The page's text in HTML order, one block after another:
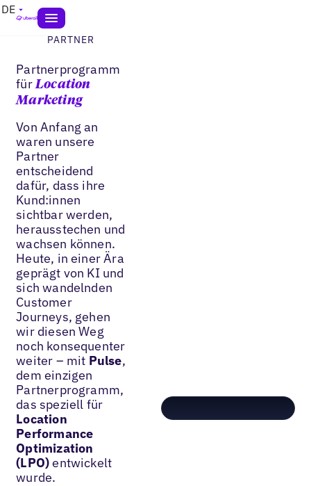
DE
PARTNER
Partnerprogramm
fürLocation
Marketing
Von Anfang an
waren unsere
Partner
entscheidend
dafür, dass ihre
Kund:innen
sichtbar werden,
herausstechen und
wachsen können.
Heute, in einer Ära
geprägt von KI und
sich wandelnden
Customer
Journeys, gehen
wir diesen Weg
noch konsequenter
weiter – mit Pulse,
dem einzigen
Partnerprogramm,
das speziell für
Location
Performance
Optimization
(LPO)entwickelt
wurde.